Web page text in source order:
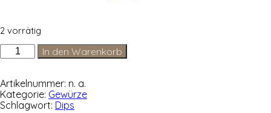
2 vorrätig
Steinpilz
Bruschetta
In den Warenkorb
Artikelnummer: n. a.
Kategorie: Gewürze
Schlagwort: Dips